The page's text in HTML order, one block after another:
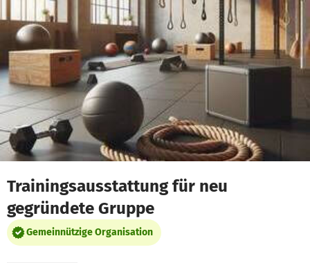
Zum Hauptinhalt springen
Erklärung zur Barrierefreiheit anzeigen
Trainingsausstattung für neu
gegründete Gruppe
Gemeinnützige Organisation